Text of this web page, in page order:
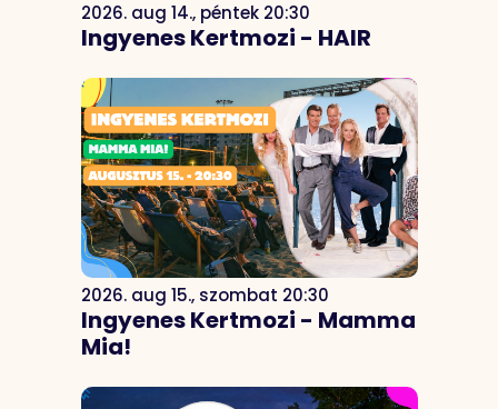
2026. aug 14., péntek 20:30
Ingyenes Kertmozi - HAIR
2026. aug 15., szombat 20:30
Ingyenes Kertmozi - Mamma
Mia!